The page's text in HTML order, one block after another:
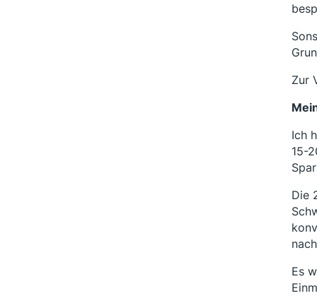
Zur
Ich
15-
Die
Es